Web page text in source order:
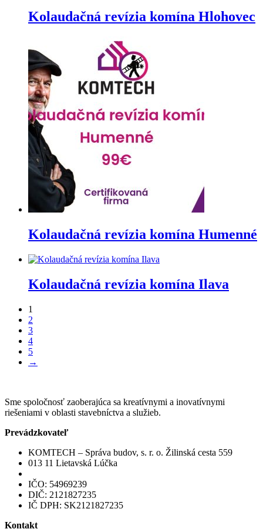
Kolaudačná revízia komína Hlohovec
Kolaudačná revízia komína Humenné
Kolaudačná revízia komína Ilava
1
2
3
4
5
→
Sme spoločnosť zaoberajúca sa kreatívnymi a inovatívnymi
riešeniami v oblasti stavebníctva a služieb.
Prevádzkovateľ
KOMTECH – Správa budov, s. r. o. Žilinská cesta 559
013 11 Lietavská Lúčka
IČO: 54969239
DIČ: 2121827235
IČ DPH: SK2121827235
Kontakt